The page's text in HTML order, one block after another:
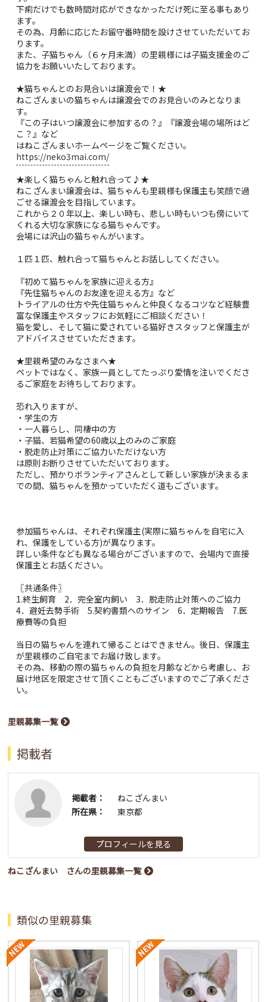
下痢だけでも数時間対応ができなかっただけ死に至る事もあり
ます。
その為、月齢に応じたお留守番時間を設けさせていただいてお
ります。
また、子猫ちゃん（６ヶ月未満）の里親様には子猫支援金のご
協力をお願いいたしております。
★猫ちゃんとのお見合いは譲渡会で！★
ねこざんまいの猫ちゃんは譲渡会でのお見合いのみとなりま
す。
『この子はいつ譲渡会に参加するの？』『譲渡会場の場所はど
こ？』など
はねこざんまいホームページをご覧ください。
https://neko3mai.com/
★楽しく猫ちゃんと触れ合って♪★
ねこざんまい譲渡会は、猫ちゃんも里親様も保護主も笑顔で過
ごせる譲渡会を目指しています。
これから２０年以上、楽しい時も、悲しい時もいつも傍にいて
くれる大切な家族になる猫ちゃんです。
会場には沢山の猫ちゃんがいます。
１匹１匹、触れ合って猫ちゃんとお話ししてください。
『初めて猫ちゃんを家族に迎える方』
『先住猫ちゃんのお友達を迎える方』など
トライアルの仕方や先住猫ちゃんと仲良くなるコツなど経験豊
富な保護主やスタッフにお気軽にご相談ください！
猫を愛し、そして猫に愛されている猫好きスタッフと保護主が
アドバイスさせていただきます。
★里親希望のみなさまへ★
ペットではなく、家族一員としてたっぷり愛情を注いでくださ
るご家庭をお待ちしております。
恐れ入りますが、
・学生の方
・一人暮らし、同棲中の方
・子猫、若猫希望の60歳以上のみのご家庭
・脱走防止対策にご協力いただけない方
は原則お断りさせていただいております。
ただし、預かりボランティアさんとして新しい家族が決まるま
での間、猫ちゃんを預かっていただく道もございます。
参加猫ちゃんは、それぞれ保護主(実際に猫ちゃんを自宅に入
れ、保護をしている方)が異なります。
詳しい条件なども異なる場合がございますので、会場内で直接
保護主とお話ください。
〖共通条件〗
1.終生飼育 2．完全室内飼い 3．脱走防止対策へのご協力
4．避妊去勢手術 5.契約書類へのサイン 6．定期報告 7.医
療費等の負担
当日の猫ちゃんを連れて帰ることはできません。後日、保護主
が里親様のご自宅までお届け致します。
その為、移動の際の猫ちゃんの負担を月齢などから考慮し、お
届け地区を限定させて頂くこともございますのでご了承くださ
い。
里親募集一覧
掲載者
掲載者：
ねこざんまい
所在県：
東京都
プロフィールを見る
ねこざんまい さんの里親募集一覧
類似の里親募集